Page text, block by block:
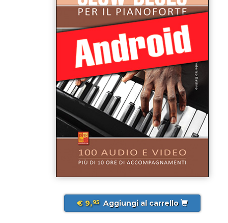
€ 9,95 Aggiungi al carrello